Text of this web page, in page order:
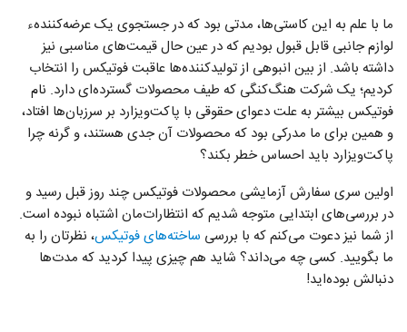
ما با علم به این کاستی‌ها، مدتی بود که در جستجوی یک عرضه‌کنندهء
لوازم جانبی قابل قبول بودیم که در عین حال قیمت‌های مناسبی نیز
داشته باشد. از بین انبوهی از تولیدکننده‌ها عاقبت فوتیکس را انتخاب
کردیم؛ یک شرکت هنگ‌کنگی که طیف محصولات گسترده‌ای دارد. نام
فوتیکس بیشتر به علت دعوای حقوقی با پاکت‌ویزارد بر سرزبان‌ها افتاد،
و همین برای ما مدرکی بود که محصولات آن جدی هستند، و گرنه چرا
پاکت‌ویزارد باید احساس خطر بکند؟
اولین سری سفارش آزمایشی محصولات فوتیکس چند روز قبل رسید و
در بررسی‌های ابتدایی متوجه شدیم که انتظارات‌مان اشتباه نبوده است.
از شما نیز دعوت می‌کنم که با بررسی ساخته‌های فوتیکس، نظرتان را به
ما بگویید. کسی چه می‌داند؟ شاید هم چیزی پیدا کردید که مدت‌ها
دنبالش بوده‌اید!